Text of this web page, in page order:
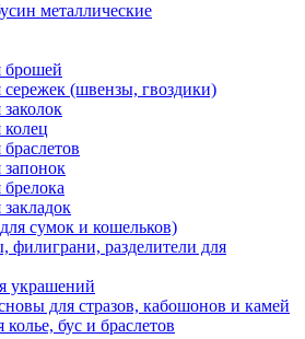
металлические
брошей
(швензы, гвоздики)
сумок и кошельков)
филиграни, разделители для
украшений
для стразов, кабошонов и камей
бус и браслетов